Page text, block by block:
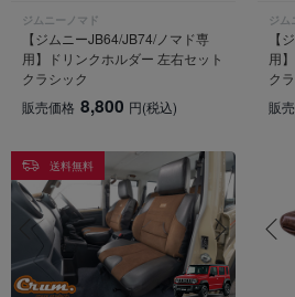
ジムニーノマド
【ジムニーJB64/JB74/ノマド専
用】ドリンクホルダー 左右セット
クラシック
販売価格 8,800 円(税込)
ジム
【
用
ク
販
送料無料